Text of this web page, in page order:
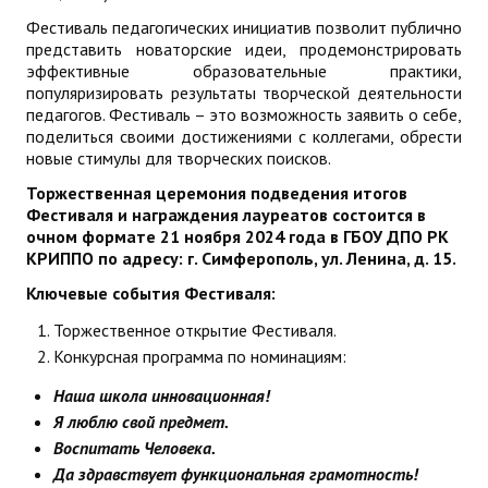
КОНТАКТЫ
Фестиваль педагогических инициатив позволит публично
представить новаторские идеи, продемонстрировать
эффективные образовательные практики,
популяризировать результаты творческой деятельности
педагогов. Фестиваль – это возможность заявить о себе,
поделиться своими достижениями с коллегами, обрести
новые стимулы для творческих поисков.
Торжественная церемония подведения итогов
Фестиваля и награждения лауреатов состоится в
очном формате 21 ноября 2024 года в ГБОУ ДПО РК
КРИППО по адресу: г. Симферополь, ул. Ленина, д. 15.
Ключевые события Фестиваля:
Торжественное открытие Фестиваля.
Конкурсная программа по номинациям:
Наша школа инновационная!
Я люблю свой предмет.
Воспитать Человека.
Да здравствует функциональная грамотность!